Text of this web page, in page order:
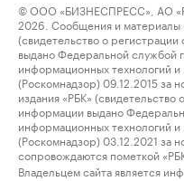
© ООО «БИЗНЕСПРЕСС», АО
2026. Сообщения и материалы
(свидетельство о
выдано Федеральной службой
информационных технологий
(Роскомнадзор) 09.12.2015
издания «РБК»
информации выдано
информационных технологий
(Роскомнадзор) 03.12.2021
сопровождаются пометкой
Владельцем сайта является